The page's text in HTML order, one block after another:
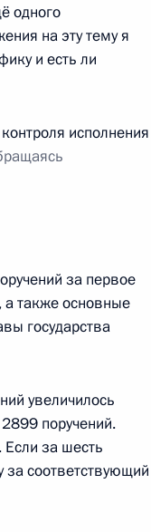
одного
на эту тему я
и есть ли
исполнения
за первое
а также основные
государства
увеличилось
поручений.
за шесть
соответствующий